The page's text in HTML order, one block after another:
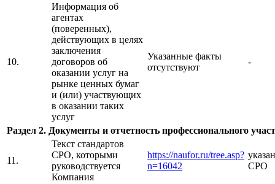
10.
Информация об
агентах
(поверенных),
действующих в целях
заключения
договоров об
оказании услуг на
рынке ценных бумаг
и (или) участвующих
в оказании таких
услуг
Указанные факты
отсутствуют
-
Раздел 2. Документы и отчетность профессионального
11.
Текст стандартов
СРО, которыми
руководствуется
Компания
https://naufor.ru/tree.asp?
n=16042
СРО